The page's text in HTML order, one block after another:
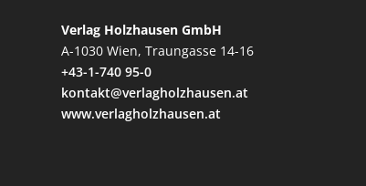
Verlag Holzhausen GmbH
A-1030 Wien, Traungasse 14-16
+43-1-740 95-0
kontakt@verlagholzhausen.at
www.verlagholzhausen.at